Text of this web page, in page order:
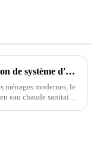
Solution de système d'eau chaude sanitaire : garantir un approvisionnement en eau chaude constant et durable
ménages modernes, le
eau chaude sanitaire